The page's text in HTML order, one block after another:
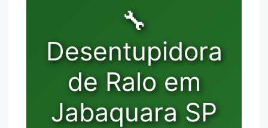
🔧
Desentupidora
de Ralo em
Jabaquara SP